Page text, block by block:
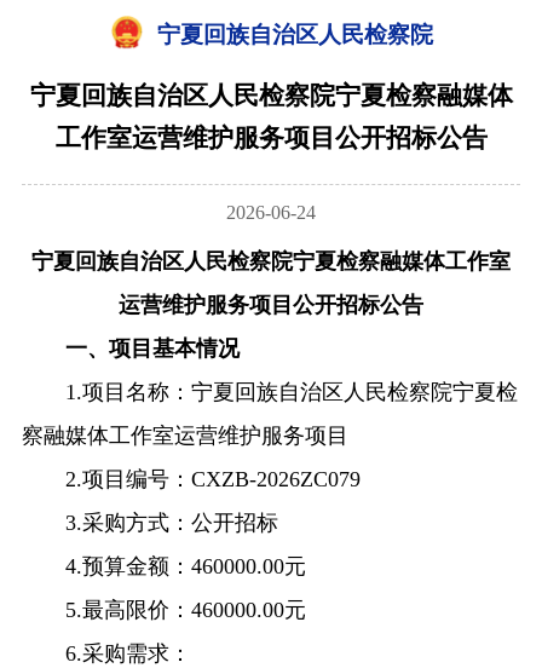
宁夏回族自治区人民检察院
宁夏回族自治区人民检察院宁夏检察融媒体
工作室运营维护服务项目公开招标公告
2026-06-24
宁夏回族自治区人民检察院宁夏检察融媒体工作室
运营维护服务项目公开招标公告
一、项目基本情况
1.项目名称：宁夏回族自治区人民检察院宁夏检
察融媒体工作室运营维护服务项目
2.项目编号：CXZB-2026ZC079
3.采购方式：公开招标
4.预算金额：460000.00元
5.最高限价：460000.00元
6.采购需求：